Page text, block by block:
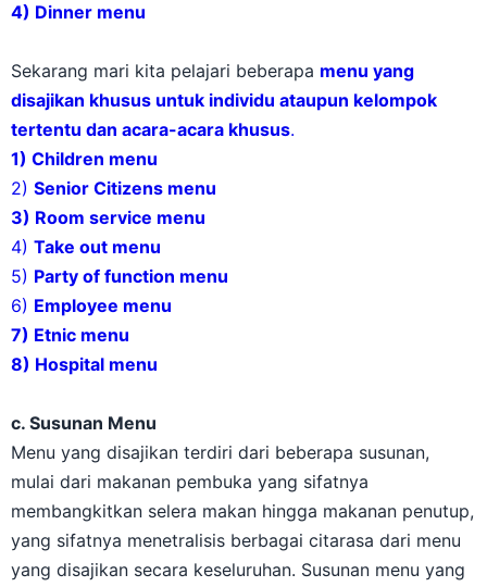
4) Dinner menu
Sekarang mari kita pelajari beberapa menu yang
disajikan khusus untuk individu ataupun kelompok
tertentu dan acara-acara khusus.
1) Children menu
2) Senior Citizens menu
3) Room service menu
4) Take out menu
5) Party of function menu
6) Employee menu
7) Etnic menu
8) Hospital menu
c. Susunan Menu
Menu yang disajikan terdiri dari beberapa susunan,
mulai dari makanan pembuka yang sifatnya
membangkitkan selera makan hingga makanan penutup,
yang sifatnya menetralisis berbagai citarasa dari menu
yang disajikan secara keseluruhan. Susunan menu yang